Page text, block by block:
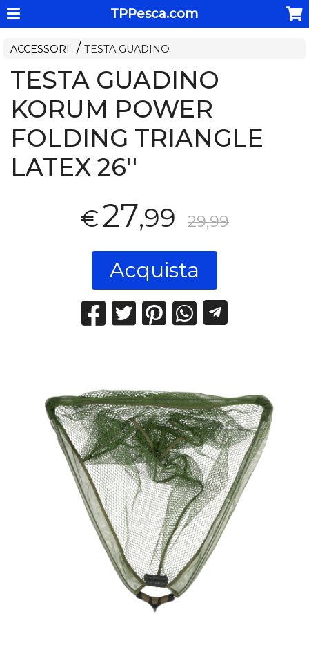
TPPesca.com
ACCESSORI TESTA GUADINO
TESTA GUADINO
KORUM POWER
FOLDING TRIANGLE
LATEX 26''
€27,99 29,99
Acquista